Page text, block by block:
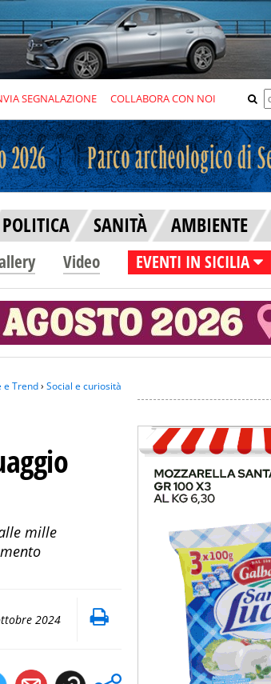
SEGNALAZIONE COLLABORA CON NOI
POLITICA SANITÀ AMBIENTE
Video EVENTI IN SICILIA
e Trend› Social e curiosità
mille
2024